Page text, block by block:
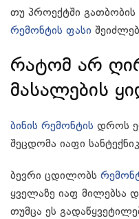
თუ პროექტში
რემონტის ფასი
რატომ არ
მასალების
ბინის რემონტის დროს
შეცდომა იაფი
ბევრი ცდილობს
ყველაზე იაფ მილებსა
თუმცა ეს